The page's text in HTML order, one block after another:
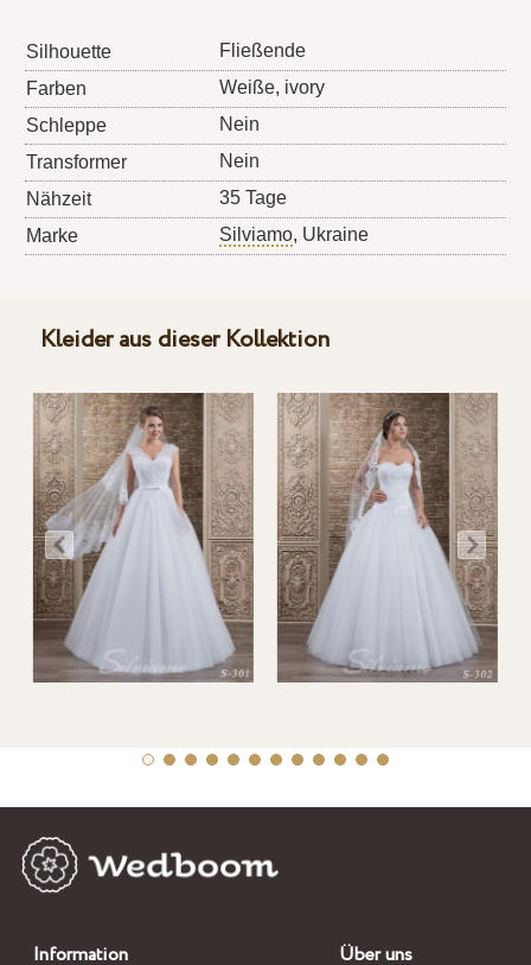
Silhouette
Fließende
Farben
Weiße, ivory
Schleppe
Nein
Transformer
Nein
Nähzeit
35 Tage
Marke
Silviamo, Ukraine
Kleider aus dieser Kollektion
Information Über uns